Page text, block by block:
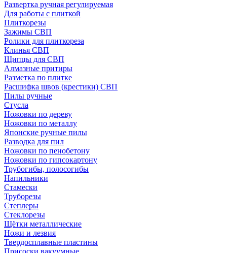
Развертка ручная регулируемая
Для работы с плиткой
Плиткорезы
Зажимы СВП
Ролики для плиткореза
Клинья СВП
Щипцы для СВП
Алмазные притиры
Разметка по плитке
Расшифка швов (крестики) СВП
Пилы ручные
Стусла
Ножовки по дереву
Ножовки по металлу
Японские ручные пилы
Разводка для пил
Ножовки по пенобетону
Ножовки по гипсокартону
Трубогибы, полосогибы
Напильники
Стамески
Труборезы
Степлеры
Стеклорезы
Щётки металлические
Ножи и лезвия
Твердосплавные пластины
Присоски вакуумные